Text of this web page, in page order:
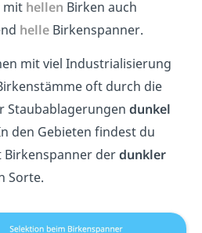
mit hellen Birken auch
helle Birkenspanner.
mit viel Industrialisierung
oft durch die
Staubablagerungendunkel
den Gebieten findest du
derdunkler
Sorte.